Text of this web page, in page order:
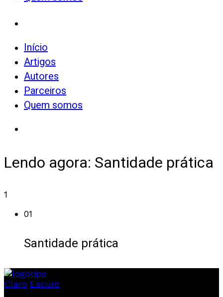
Início
Artigos
Autores
Parceiros
Quem somos
Lendo agora: Santidade prática
1
01
Santidade prática
Claro Escuro